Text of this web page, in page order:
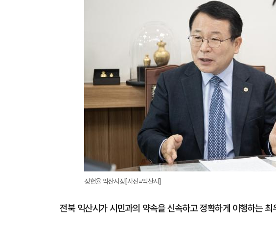
정헌율 익산시장[사진=익산시]
전북 익산시가 시민과의 약속을 신속하고 정확하게 이행하는